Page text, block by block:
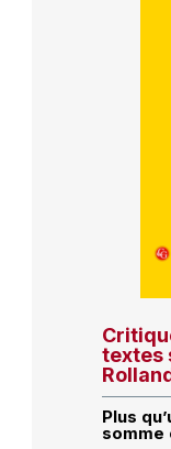
textes
Plus
somme